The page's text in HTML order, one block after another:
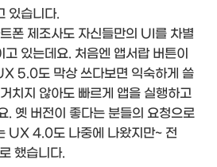
있습니다.
폰 제조사도 자신들만의 UI를 차별
있는데요. 처음엔 앱서랍 버튼이
5.0도 막상 쓰다보면 익숙하게 쓸
치지 않아도 빠르게 앱을 실행하고
. 옛 버전이 좋다는 분들의 요청으로
UX 4.0도 나중에 나왔지만~ 전
했습니다.